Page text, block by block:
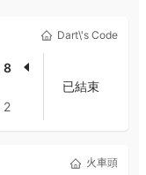
Dart\'s Code
8
2
已結束
火車頭